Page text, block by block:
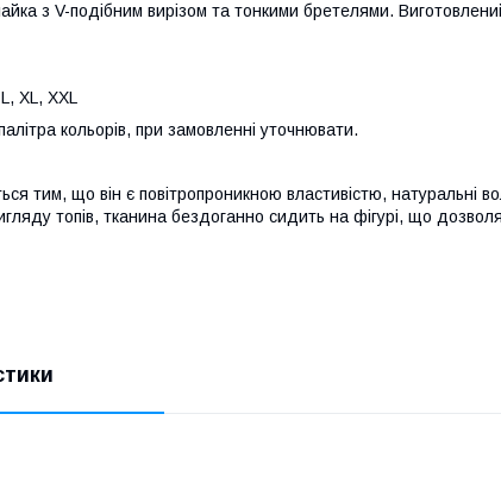
з V-подібним вирізом та тонкими бретелями.
XL, XXL
кольорів, при замовленні уточнювати.
тим, що він є повітропроникною властивістю, натуральні
топів, тканина бездоганно сидить на фігурі, що